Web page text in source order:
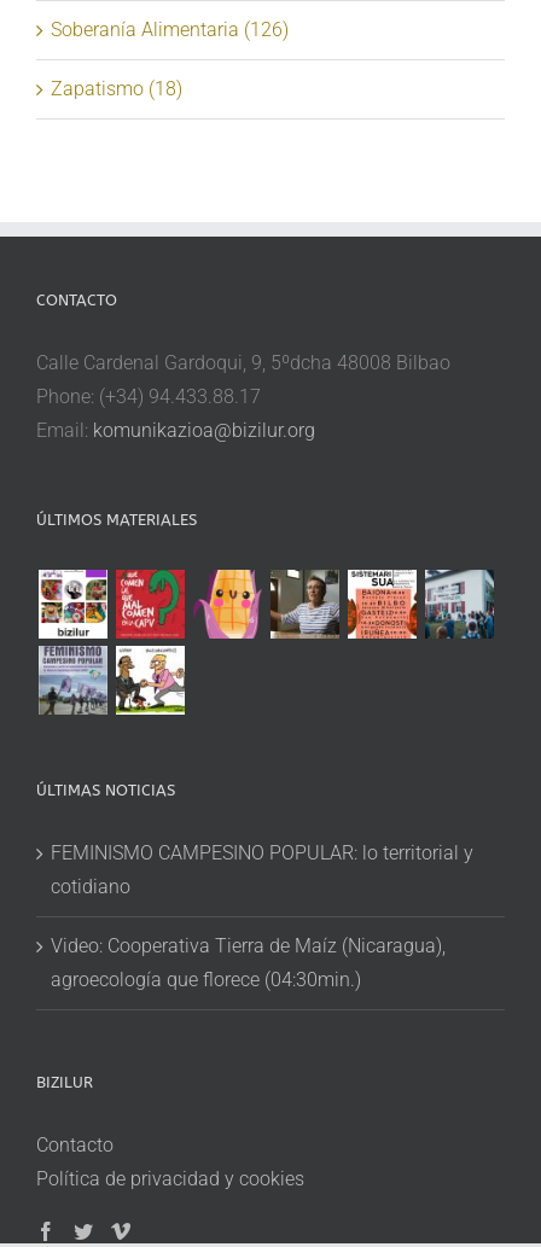
Soberanía Alimentaria (126)
Zapatismo (18)
CONTACTO
Calle Cardenal Gardoqui, 9, 5ºdcha 48008 Bilbao
Phone: (+34) 94.433.88.17
Email: komunikazioa@bizilur.org
ÚLTIMOS MATERIALES
ÚLTIMAS NOTICIAS
FEMINISMO CAMPESINO POPULAR: lo territorial y
cotidiano
Video: Cooperativa Tierra de Maíz (Nicaragua),
agroecología que florece (04:30min.)
BIZILUR
Contacto
Política de privacidad y cookies